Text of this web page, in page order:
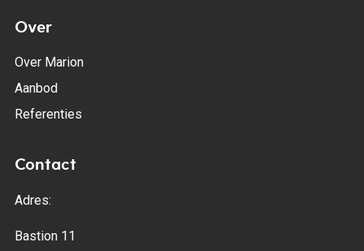
Over
Over Marion
Aanbod
Referenties
Contact
Adres:
Bastion 11